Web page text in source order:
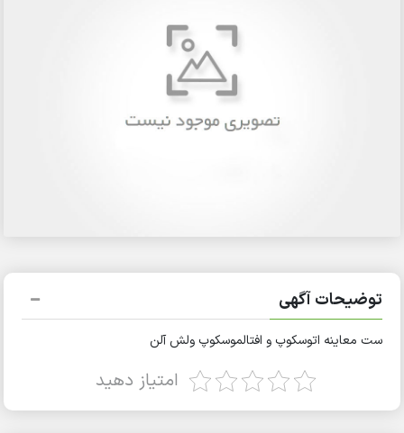
توضیحات آگهی
ست معاینه اتوسکوپ و افتالموسکوپ ولش آلن
امتیاز دهید